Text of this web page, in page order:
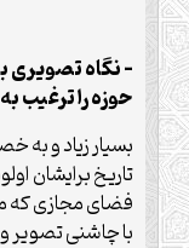
– نگاه تصویری
حوزه را ترغیب
بسیار زیاد و به
تاریخ برایشان
فضای مجازی که
با چاشنی تصویر